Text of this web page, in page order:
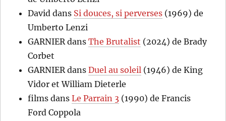
David dans Si douces, si perverses (1969) de
Umberto Lenzi
GARNIERdansThe Brutalist (2024) de Brady
Corbet
GARNIERdansDuel au soleil (1946) de King
Vidor et William Dieterle
films dansLe Parrain 3 (1990) de Francis
Ford Coppola